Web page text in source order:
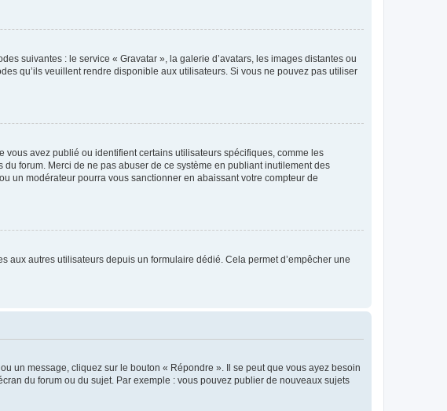
suivantes : le service « Gravatar », la galerie d’avatars, les images distantes ou
qu’ils veuillent rendre disponible aux utilisateurs. Si vous ne pouvez pas utiliser
avez publié ou identifient certains utilisateurs spécifiques, comme les
forum. Merci de ne pas abuser de ce système en publiant inutilement des
un modérateur pourra vous sanctionner en abaissant votre compteur de
autres utilisateurs depuis un formulaire dédié. Cela permet d’empêcher une
un message, cliquez sur le bouton « Répondre ». Il se peut que vous ayez besoin
du forum ou du sujet. Par exemple : vous pouvez publier de nouveaux sujets